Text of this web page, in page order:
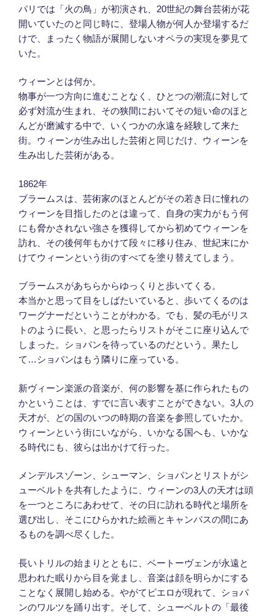
パリでは「火の鳥」が初演され、20世紀の舞台芸術が花
開いていたのと同じ時に、登場人物が何人か登場するだ
けで、まったく物語が展開しないオペラの実現を夢見て
いた。
ウィーンとは何か。
物事が一つ方向に進むことなく、ひとつの潮流に対して
必ず対流が生まれ、その狭間においてその短い命のほと
んどが磨滅する中で、いくつかの永遠を経験して来た
街。ウィーンが生み出した芸術と同じだけ、ウィーンを
生み出した芸術がある。
1862年
ブラームスは、芸術家のほとんどがその若き日に憧れの
ウィーンを目指したのとは違って、自身の実力がもう何
にも脅かされない強さを獲得してから初めてウィーンを
訪れ、その後何年もかけて段々に移り住み、世紀末にか
けてウィーンという街のすべてを塗り替えてしまう。
ブラームスがあちらからゆっくりと歩いてくる。
本当かと思って目をしばたいていると、歩いてくるのは
ワーグナーだということがわかる。でも、髪の毛がリス
トのように長い、と思ったらリストがそこに座り込んで
しまった。ショパンを待っているのだという。果たし
て…ショパンはもう隣りに座っている。
新ヴィーン楽派の音楽が、何の影響を基に作られたもの
かということは、すでに言い表すことができない。3人の
天才が、どの国のいつの時期の音楽を参照していたか。
ウィ ーンという街にいながら、いかなる国へも、いかな
る時代にも、彼らは出かけて行った。
メンデルスゾーン、シューマン、ショパンとリストがシ
ュ ーベルトを共有したように、ウィーンの3人の天才は頭
を一つところにあわせて、その日に訪れる時代と場所を
選び出し、そこにひらかれた絵画とキャンバスの間にあ
るものを調べ尽くした。
長いトリルの始まりとともに、ベートーヴェンが永遠と
思われた眠りから目を覚まし、音楽は顔を明らかにする
こと なく展開し始める。やがてピエロが現れて、ショパ
ンのワ ルツを踊り出す。そして、シューベルトの「最後